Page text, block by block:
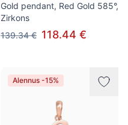
Gold pendant, Red Gold 585°,
Zirkons
139.34 € 118.44 €
Alennus -15%